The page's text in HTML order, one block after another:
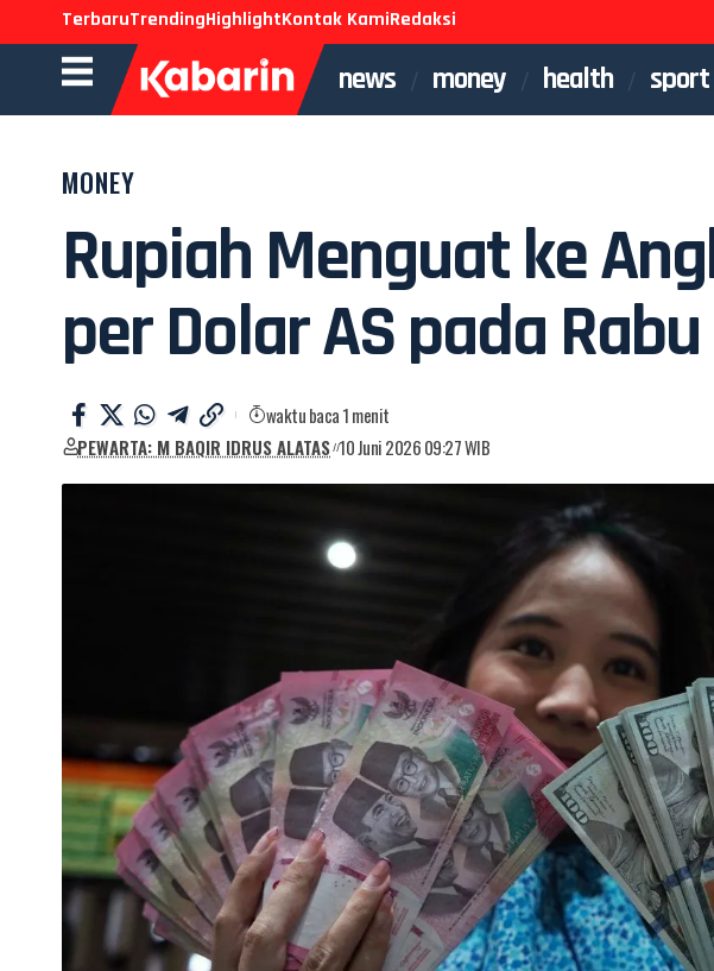
TerbaruTrendingHighlightKontak KamiRedaksi
news money health sport
MONEY
Rupiah Menguat ke
per Dolar AS pada
PEWARTA: M BAQIR IDRUS ALATAS 10 Juni 2026 09:27 WIB
waktu baca 1 menit